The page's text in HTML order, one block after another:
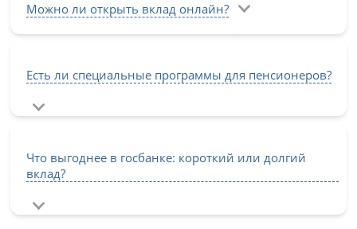
Можно ли открыть вклад онлайн?
Есть ли специальные программы для пенсионеров?
Что выгоднее в госбанке: короткий или долгий
вклад?